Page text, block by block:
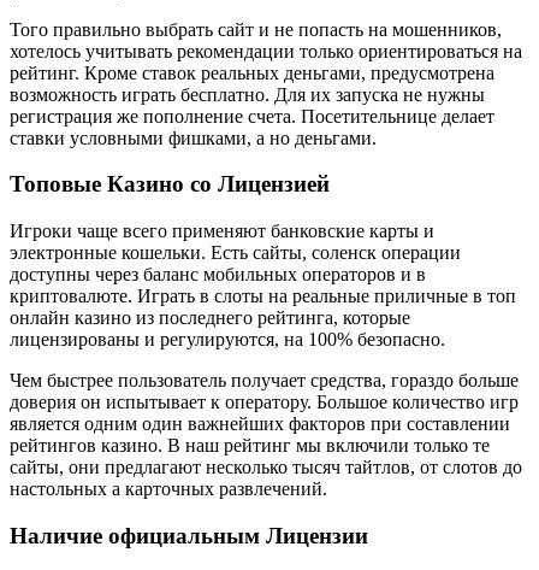
Того правильно выбрать сайт и не попасть на мошенников,
хотелось учитывать рекомендации только ориентироваться на
рейтинг. Кроме ставок реальных деньгами, предусмотрена
возможность играть бесплатно. Для их запуска не нужны
регистрация же пополнение счета. Посетительнице делает
ставки условными фишками, а но деньгами.
Топовые Казино со Лицензией
Игроки чаще всего применяют банковские карты и
электронные кошельки. Есть сайты, соленск операции
доступны через баланс мобильных операторов и в
криптовалюте. Играть в слоты на реальные приличные в топ
онлайн казино из последнего рейтинга, которые
лицензированы и регулируются, на 100% безопасно.
Чем быстрее пользователь получает средства, гораздо больше
доверия он испытывает к оператору. Большое количество игр
является одним один важнейших факторов при составлении
рейтингов казино. В наш рейтинг мы включили только те
сайты, они предлагают несколько тысяч тайтлов, от слотов до
настольных а карточных развлечений.
Наличие официальным Лицензии